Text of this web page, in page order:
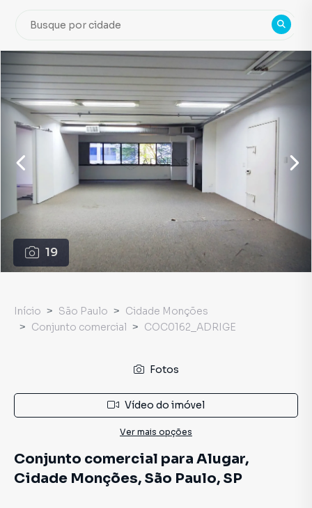
19
Início São Paulo
Cidade Monções
Conjunto comercial
COC0162_ADRIGE
Fotos
Vídeo do imóvel
Ver mais opções
Conjunto comercial para Alugar,
Cidade Monções, São Paulo, SP